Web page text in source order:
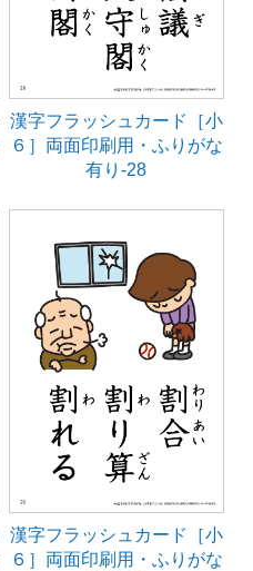
漢字フラッシュカード［小
６］両面印刷用・ふりがな
有り-28
漢字フラッシュカード［小
６］両面印刷用・ふりがな